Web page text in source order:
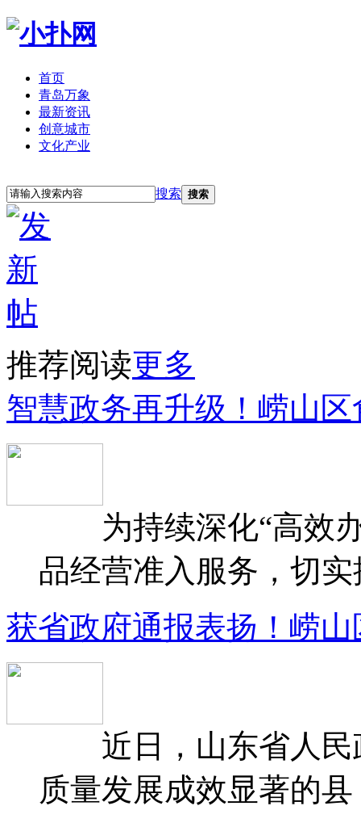
首页
青岛万象
最新资讯
创意城市
文化产业
搜索 搜索
推荐阅读更多
智慧政务再升级！崂山
为持续深化“高效办
品经营准入服务，切
获省政府通报表扬！崂
近日，山东省人民
质量发展成效显著的